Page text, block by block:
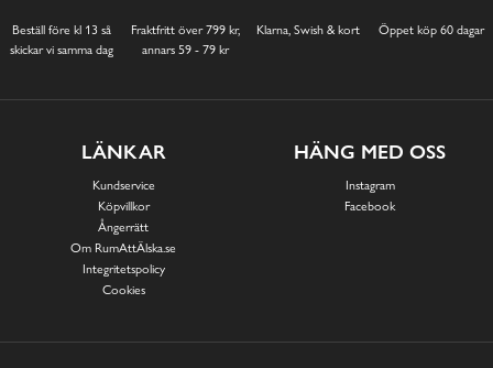
Beställ före kl 13 så
skickar vi samma dag
Fraktfritt över 799 kr,
annars 59 - 79 kr
Klarna, Swish & kort Öppet köp 60 dagar
LÄNKAR
Kundservice
Köpvillkor
Ångerrätt
Om RumAttÄlska.se
Integritetspolicy
Cookies
HÄNG MED OSS
Instagram
Facebook